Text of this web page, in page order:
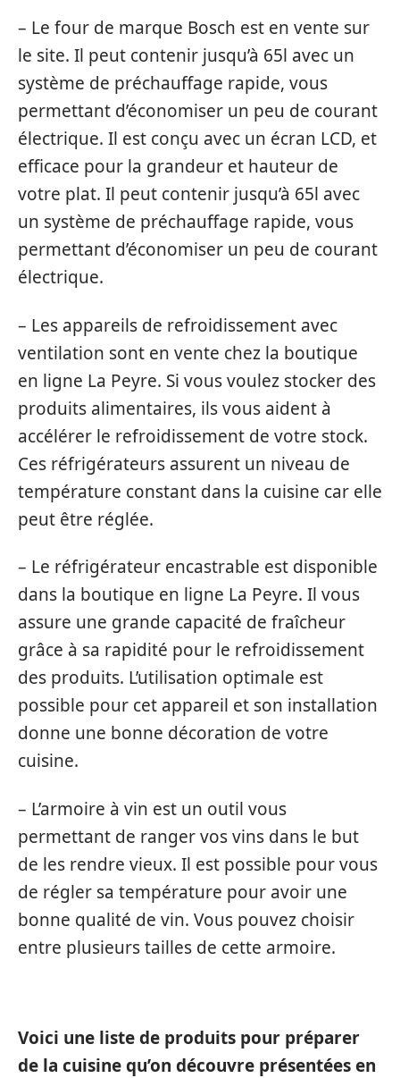
– Le four de marque Bosch est en vente sur
le site. Il peut contenir jusqu’à 65l avec un
système de préchauffage rapide, vous
permettant d’économiser un peu de courant
électrique. Il est conçu avec un écran LCD, et
efficace pour la grandeur et hauteur de
votre plat. Il peut contenir jusqu’à 65l avec
un système de préchauffage rapide, vous
permettant d’économiser un peu de courant
électrique.
– Les appareils de refroidissement avec
ventilation sont en vente chez la boutique
en ligne La Peyre. Si vous voulez stocker des
produits alimentaires, ils vous aident à
accélérer le refroidissement de votre stock.
Ces réfrigérateurs assurent un niveau de
température constant dans la cuisine car elle
peut être réglée.
– Le réfrigérateur encastrable est disponible
dans la boutique en ligne La Peyre. Il vous
assure une grande capacité de fraîcheur
grâce à sa rapidité pour le refroidissement
des produits. L’utilisation optimale est
possible pour cet appareil et son installation
donne une bonne décoration de votre
cuisine.
– L’armoire à vin est un outil vous
permettant de ranger vos vins dans le but
de les rendre vieux. Il est possible pour vous
de régler sa température pour avoir une
bonne qualité de vin. Vous pouvez choisir
entre plusieurs tailles de cette armoire.
Voici une liste de produits pour préparer
de la cuisine qu’on découvre présentées en